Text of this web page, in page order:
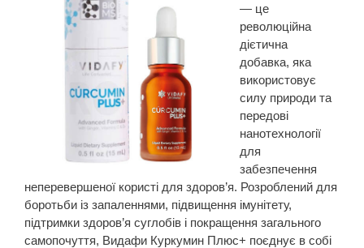
— це
революційна
дієтична
добавка, яка
використовує
силу природи та
передові
нанотехнології
для
забезпечення
неперевершеної користі для здоров’я. Розроблений для
боротьби із запаленнями, підвищення імунітету,
підтримки здоров’я суглобів і покращення загального
самопочуття, Видафи Куркумин Плюс+ поєднує в собі